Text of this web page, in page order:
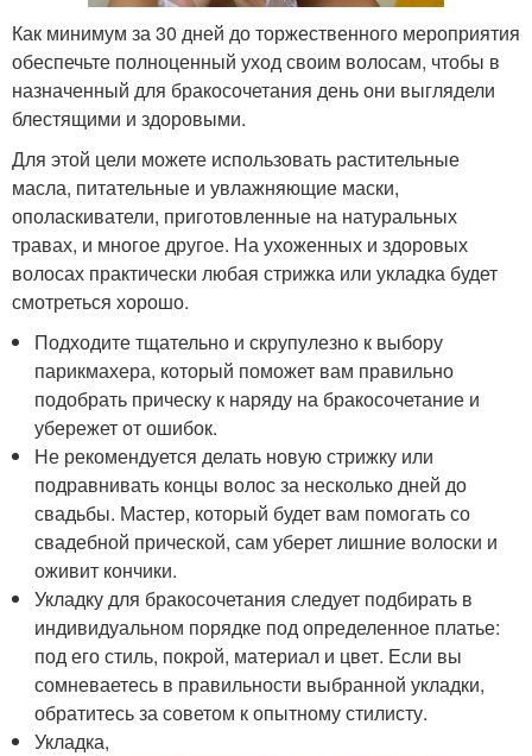
Как минимум за 30 дней до торжественного мероприятия
обеспечьте полноценный уход своим волосам, чтобы в
назначенный для бракосочетания день они выглядели
блестящими и здоровыми.
Для этой цели можете использовать растительные
масла, питательные и увлажняющие маски,
ополаскиватели, приготовленные на натуральных
травах, и многое другое. На ухоженных и здоровых
волосах практически любая стрижка или укладка будет
смотреться хорошо.
Подходите тщательно и скрупулезно к выбору
парикмахера, который поможет вам правильно
подобрать прическу к наряду на бракосочетание и
убережет от ошибок.
Не рекомендуется делать новую стрижку или
подравнивать концы волос за несколько дней до
свадьбы. Мастер, который будет вам помогать со
свадебной прической, сам уберет лишние волоски и
оживит кончики.
Укладку для бракосочетания следует подбирать в
индивидуальном порядке под определенное платье:
под его стиль, покрой, материал и цвет. Если вы
сомневаетесь в правильности выбранной укладки,
обратитесь за советом к опытному стилисту.
Укладка,